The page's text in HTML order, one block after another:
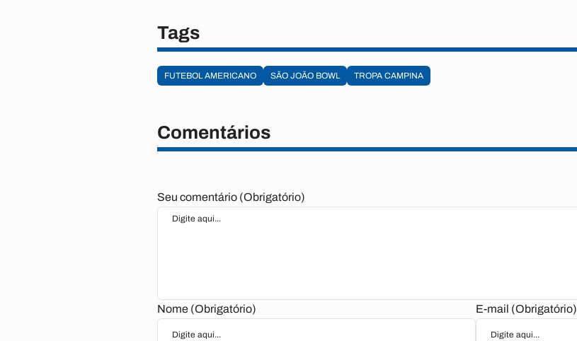
Tags
FUTEBOL AMERICANO SÃO JOÃO BOWL TROPA CAMPINA
Comentários
Seu comentário (Obrigatório)
Nome (Obrigatório) E-mail (Obrigatório)